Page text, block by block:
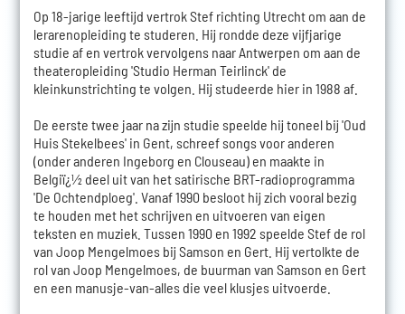
Op 18-jarige leeftijd vertrok Stef richting Utrecht om aan de
lerarenopleiding te studeren. Hij rondde deze vijfjarige
studie af en vertrok vervolgens naar Antwerpen om aan de
theateropleiding 'Studio Herman Teirlinck' de
kleinkunstrichting te volgen. Hij studeerde hier in 1988 af.
De eerste twee jaar na zijn studie speelde hij toneel bij 'Oud
Huis Stekelbees' in Gent, schreef songs voor anderen
(onder anderen Ingeborg en Clouseau) en maakte in
Belgiï¿½ deel uit van het satirische BRT-radioprogramma
'De Ochtendploeg'. Vanaf 1990 besloot hij zich vooral bezig
te houden met het schrijven en uitvoeren van eigen
teksten en muziek. Tussen 1990 en 1992 speelde Stef de rol
van Joop Mengelmoes bij Samson en Gert. Hij vertolkte de
rol van Joop Mengelmoes, de buurman van Samson en Gert
en een manusje-van-alles die veel klusjes uitvoerde.